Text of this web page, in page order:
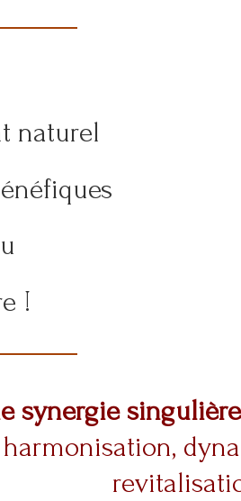
naturel
!
synergie
harmonisation,